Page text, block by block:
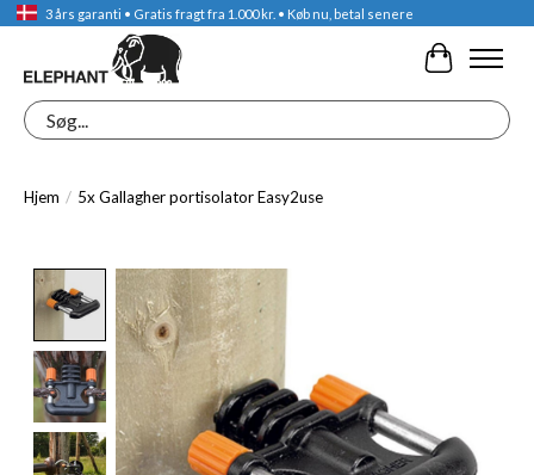
3 års garanti • Gratis fragt fra 1.000 kr. • Køb nu, betal senere
Søg
Hjem / 5x Gallagher portisolator Easy2use
Product image slideshow Items